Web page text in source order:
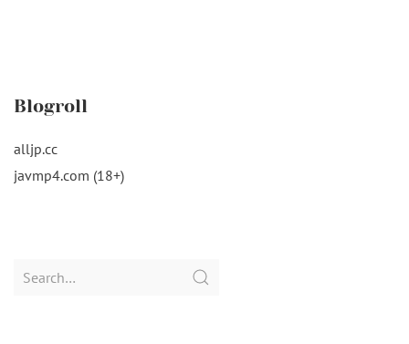
Blogroll
alljp.cc
javmp4.com (18+)
Search